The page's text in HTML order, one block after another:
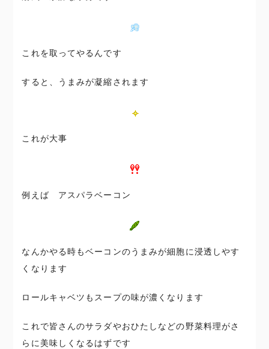
これを取ってやるんです
すると、うまみが凝縮されます
これが大事
例えば アスパラベーコン
なんかやる時もベーコンのうまみが細胞に浸透しやす
くなります
ロールキャベツもスープの味が濃くなります
これで皆さんのサラダやおひたしなどの野菜料理がさ
らに美味しくなるはずです